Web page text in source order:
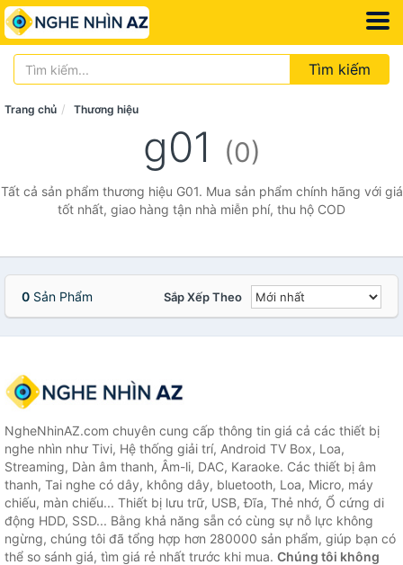
Tìm kiếm
Trang chủ Thương hiệu
g01 (0)
Tất cả sản phẩm thương hiệu G01. Mua sản phẩm chính hãng với giá
tốt nhất, giao hàng tận nhà miễn phí, thu hộ COD
0 Sản Phẩm Sắp Xếp Theo
NgheNhinAZ.com chuyên cung cấp thông tin giá cả các thiết bị
nghe nhìn như Tivi, Hệ thống giải trí, Android TV Box, Loa,
Streaming, Dàn âm thanh, Âm-li, DAC, Karaoke. Các thiết bị âm
thanh, Tai nghe có dây, không dây, bluetooth, Loa, Micro, máy
chiếu, màn chiếu... Thiết bị lưu trữ, USB, Đĩa, Thẻ nhớ, Ổ cứng di
động HDD, SSD... Bằng khả năng sẵn có cùng sự nỗ lực không
ngừng, chúng tôi đã tổng hợp hơn 280000 sản phẩm, giúp bạn có
thể so sánh giá, tìm giá rẻ nhất trước khi mua. Chúng tôi không